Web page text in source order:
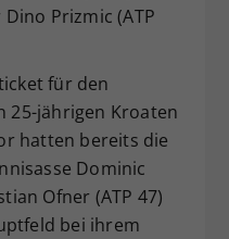
Prizmic (ATP
für den
25-jährigen Kroaten
hatten bereits die
Dominic
Ofner (ATP 47)
bei ihrem